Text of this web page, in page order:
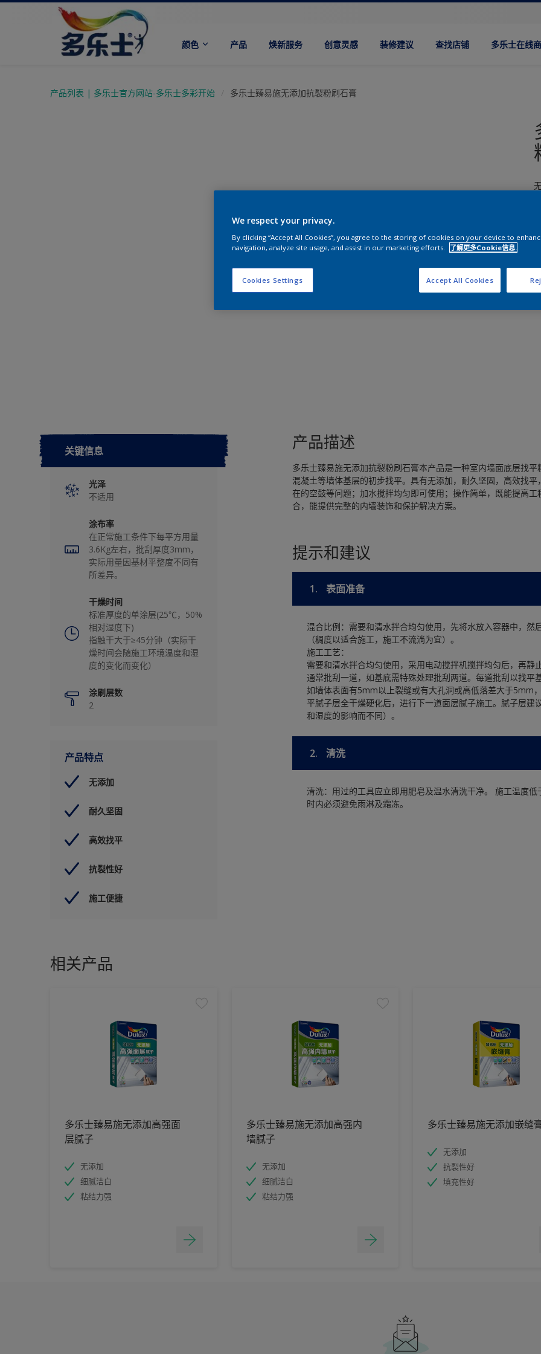
颜色 产品 焕新服务 创意灵感 装修建议 查找店铺 多乐士在线
产品列表 | 多乐士官方网站-多乐士多彩开始 多乐士臻易施无添加抗裂粉刷石膏
关键信息
光泽
不适用
涂布率
在正常施工条件下每平方用量
3.6Kg左右，批刮厚度3mm，
实际用量因基材平整度不同有
所差异。
干燥时间
标准厚度的单涂层(25℃，50%
相对湿度下)
指触干大于≥45分钟（实际干
燥时间会随施工环境温度和湿
度的变化而变化）
涂刷层数
2
产品特点
无添加
耐久坚固
高效找平
抗裂性好
施工便捷
产品描述
多乐士臻易施无添加抗裂粉刷石膏本产品是一种室内墙面底层找
混凝土等墙体基层的初步找平。具有无添加，耐久坚固，高效找
在的空鼓等问题；加水搅拌均匀即可使用；操作简单，既能提高
合，能提供完整的内墙装饰和保护解决方案。
提示和建议
1. 表面准备
混合比例：需要和清水拌合均匀使用，先将水放入容器中，
（稠度以适合施工，施工不流淌为宜）。
施工工艺：
需要和清水拌合均匀使用，采用电动搅拌机搅拌均匀后，再
通常批刮一道，如基底需特殊处理批刮两道。每道批刮以找
如墙体表面有5mm以上裂缝或有大孔洞或高低落差大于5mm
平腻子层全干燥硬化后，进行下一道面层腻子施工。腻子层
和湿度的影响而不同）。
2. 清洗
清洗：用过的工具应立即用肥皂及温水清洗干净。 施工温度
时内必须避免雨淋及霜冻。
相关产品
多乐士臻易施无添加高强面
层腻子
无添加
细腻洁白
粘结力强
多乐士臻易施无添加高强内
墙腻子
无添加
细腻洁白
粘结力强
多乐士臻易施无添加嵌缝
无添加
抗裂性好
填充性好
We respect your privacy.
By clicking “Accept All Cookies”, you agree to the storing of cookies on your device to
navigation, analyze site usage, and assist in our marketing efforts.
了解更多Cookie信息.
Cookies Settings Accept All Cookies